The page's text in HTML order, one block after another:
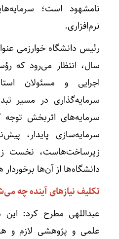
نامشهود است؛
نرم‌افزاری.
رئیس دانشگاه خوارزمی
سال، انتظار می‌رود که
اجرایی و مسئولان
سرمایه‌گذاری در مسیر
سرمایه‌های اثربخش توجه
سرمایه‌سازی پایدار،
زیرساخت‌هاست، نخست
دانشگاه‌ها از آن‌ها
تکلیف نیازهای آینده چه
عبداللهی مطرح کرد:
علمی و پژوهشی لازم و